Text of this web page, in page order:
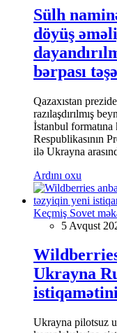
Sülh
döyüş
bərpası
Qazaxıstan
razılaşdırılmış
İstanbul formatına
Respublikasının
ilə Ukrayna
Ardını oxu
Keçmiş Sovet
5 Avqust
Ukrayna
Ukrayna pilotsuz